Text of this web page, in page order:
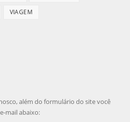
VIAGEM
além do formulário do site você
mail abaixo: